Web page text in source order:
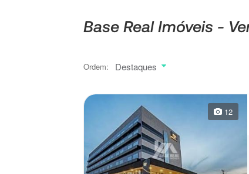
Base Real Imóveis -
Ordem: Destaques
12